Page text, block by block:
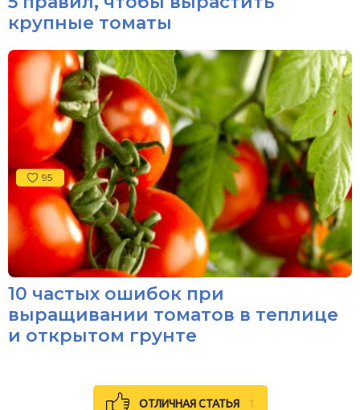
крупные томаты
95
10 частых ошибок при
выращивании томатов в теплице
и открытом грунте
ОТЛИЧНАЯ СТАТЬЯ 1